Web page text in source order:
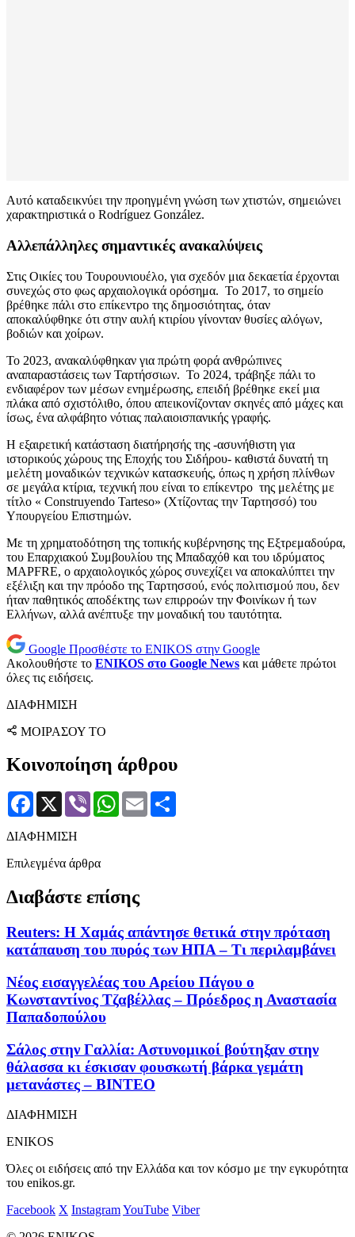
Αυτό καταδεικνύει την προηγμένη γνώση των χτιστών, σημειώνει
χαρακτηριστικά ο Rodríguez González.
Αλλεπάλληλες σημαντικές ανακαλύψεις
Στις Οικίες του Τουρουνιουέλο, για σχεδόν μια δεκαετία έρχονται
συνεχώς στο φως αρχαιολογικά ορόσημα. Το 2017, το σημείο
βρέθηκε πάλι στο επίκεντρο της δημοσιότητας, όταν
αποκαλύφθηκε ότι στην αυλή κτιρίου γίνονταν θυσίες αλόγων,
βοδιών και χοίρων.
Το 2023, ανακαλύφθηκαν για πρώτη φορά ανθρώπινες
αναπαραστάσεις των Ταρτήσσιων. Το 2024, τράβηξε πάλι το
ενδιαφέρον των μέσων ενημέρωσης, επειδή βρέθηκε εκεί μια
πλάκα από σχιστόλιθο, όπου απεικονίζονταν σκηνές από μάχες και
ίσως, ένα αλφάβητο νότιας παλαιοισπανικής γραφής.
Η εξαιρετική κατάσταση διατήρησής της -ασυνήθιστη για
ιστορικούς χώρους της Εποχής του Σιδήρου- καθιστά δυνατή τη
μελέτη μοναδικών τεχνικών κατασκευής, όπως η χρήση πλίνθων
σε μεγάλα κτίρια, τεχνική που είναι το επίκεντρο της μελέτης με
τίτλο « Construyendo Tarteso» (Χτίζοντας την Ταρτησσό) του
Υπουργείου Επιστημών.
Με τη χρηματοδότηση της τοπικής κυβέρνησης της Εξτρεμαδούρα,
του Επαρχιακού Συμβουλίου της Μπαδαχόθ και του ιδρύματος
MAPFRE, ο αρχαιολογικός χώρος συνεχίζει να αποκαλύπτει την
εξέλιξη και την πρόοδο της Ταρτησσού, ενός πολιτισμού που, δεν
ήταν παθητικός αποδέκτης των επιρροών την Φοινίκων ή των
Ελλήνων, αλλά ανέπτυξε την μοναδική του ταυτότητα.
Google Προσθέστε το ENIKOS στην Google
Ακολουθήστε το ENIKOS στο Google News και μάθετε πρώτοι
όλες τις ειδήσεις.
ΔΙΑΦΗΜΙΣΗ
ΜΟΙΡΑΣΟΥ ΤΟ
Κοινοποίηση άρθρου
Facebook
X Viber WhatsApp
Email
ΔΙΑΦΗΜΙΣΗ
Επιλεγμένα άρθρα
Διαβάστε επίσης
Reuters: Η Χαμάς απάντησε θετικά στην πρόταση
κατάπαυση του πυρός των ΗΠΑ – Τι περιλαμβάνει
Νέος εισαγγελέας του Αρείου Πάγου ο
Κωνσταντίνος Τζαβέλλας – Πρόεδρος η Αναστασία
Παπαδοπούλου
Σάλος στην Γαλλία: Αστυνομικοί βούτηξαν στην
θάλασσα κι έσκισαν φουσκωτή βάρκα γεμάτη
μετανάστες – ΒΙΝΤΕΟ
ΔΙΑΦΗΜΙΣΗ
ENIKOS
Όλες οι ειδήσεις από την Ελλάδα και τον κόσμο με την εγκυρότητα
του enikos.gr.
Facebook X InstagramYouTube Viber